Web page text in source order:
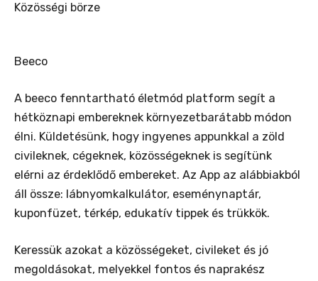
Közösségi börze
Beeco
A beeco fenntartható életmód platform segít a
hétköznapi embereknek környezetbarátabb módon
élni. Küldetésünk, hogy ingyenes appunkkal a zöld
civileknek, cégeknek, közösségeknek is segítünk
elérni az érdeklődő embereket. Az App az alábbiakból
áll össze: lábnyomkalkulátor, eseménynaptár,
kuponfüzet, térkép, edukatív tippek és trükkök.
Keressük azokat a közösségeket, civileket és jó
megoldásokat, melyekkel fontos és naprakész